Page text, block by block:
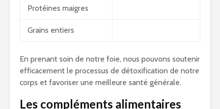
Protéines maigres
Grains entiers
En prenant soin de notre foie, nous pouvons soutenir
efficacement le processus de détoxification de notre
corps et favoriser une meilleure santé générale.
Les compléments alimentaires